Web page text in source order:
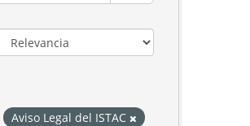
Aviso Legal del ISTAC